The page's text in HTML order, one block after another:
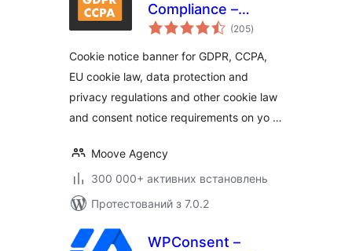
Compliance –
Cookie Banner,
Cookie Notice for
CCPA, EU Cookie
Law
(205загальний
рейтинг
)
Cookie notice banner for GDPR, CCPA,
EU cookie law, data protection and
privacy regulations and other cookie law
and consent notice requirements on yo …
Moove Agency
300 000+ активних встановлень
Протестований з 7.0.2
WPConsent –